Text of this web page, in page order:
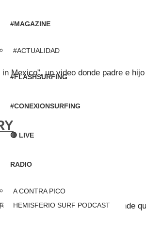
#MAGAZINE
#ACTUALIDAD
#FLASHSURFING
#CONEXIONSURFING
🔴 LIVE
RADIO
A CONTRA PICO
HEMISFERIO SURF PODCAST
Mexico”, un video donde padre e
durante la marejada más grande